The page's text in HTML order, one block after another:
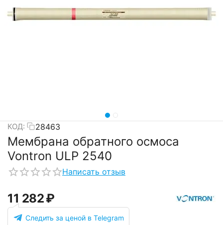
КОД: 28463
Мембрана обратного осмоса
Vontron ULP 2540
Написать отзыв
11 282₽
Следить за ценой в Telegram